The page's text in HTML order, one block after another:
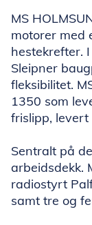
MS
motorer med
hestekrefter.
Sleipner
fleksibilitet.
1350 som
frislipp, levert
Sentralt på
arbeidsdekk.
radiostyrt
samt tre og